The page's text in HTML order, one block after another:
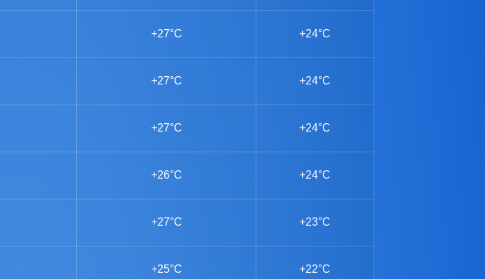
+27°C +24°C
+27°C +24°C
+27°C +24°C
+26°C +24°C
+27°C +23°C
+25°C +22°C